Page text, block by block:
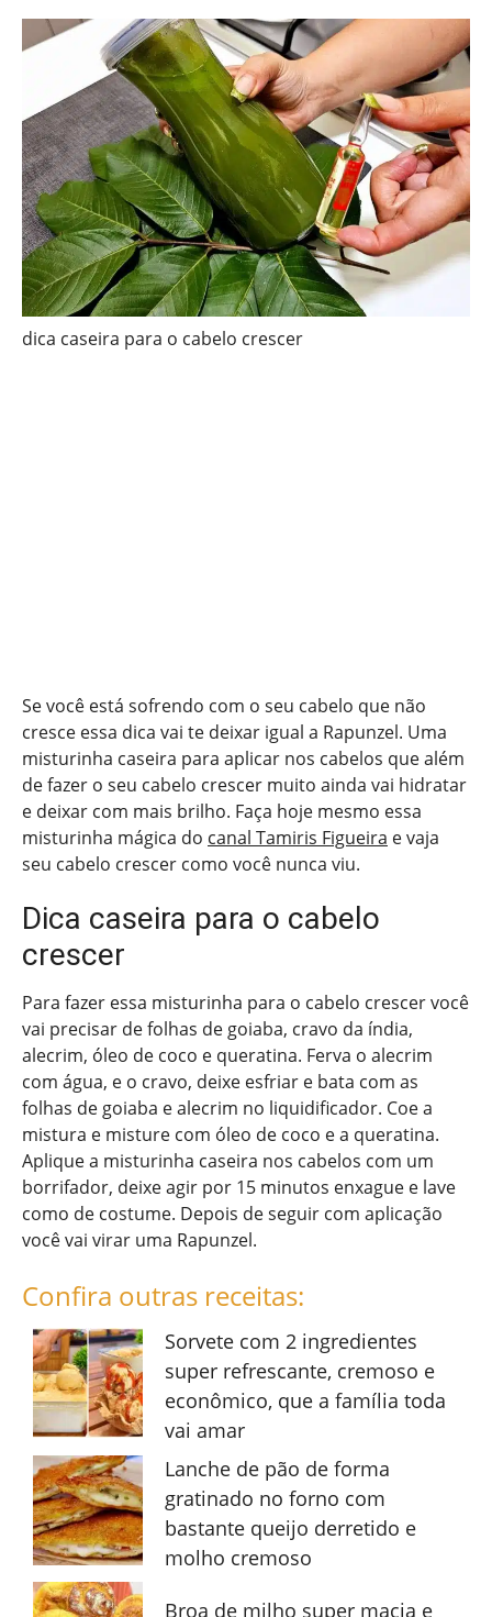
dica caseira para o cabelo crescer
Se você está sofrendo com o seu cabelo que não
cresce essa dica vai te deixar igual a Rapunzel. Uma
misturinha caseira para aplicar nos cabelos que além
de fazer o seu cabelo crescer muito ainda vai hidratar
e deixar com mais brilho. Faça hoje mesmo essa
misturinha mágica do canal Tamiris Figueira e vaja
seu cabelo crescer como você nunca viu.
Dica caseira para o cabelo
crescer
Para fazer essa misturinha para o cabelo crescer você
vai precisar de folhas de goiaba, cravo da índia,
alecrim, óleo de coco e queratina. Ferva o alecrim
com água, e o cravo, deixe esfriar e bata com as
folhas de goiaba e alecrim no liquidificador. Coe a
mistura e misture com óleo de coco e a queratina.
Aplique a misturinha caseira nos cabelos com um
borrifador, deixe agir por 15 minutos enxague e lave
como de costume. Depois de seguir com aplicação
você vai virar uma Rapunzel.
Confira outras receitas:
Sorvete com 2 ingredientes
super refrescante, cremoso e
econômico, que a família toda
vai amar
Lanche de pão de forma
gratinado no forno com
bastante queijo derretido e
molho cremoso
Broa de milho super macia e